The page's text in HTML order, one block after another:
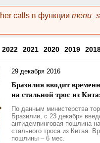
calls в функции
2022 2021 2020 2019
29 декабря 2016
Бразилия вводит
на стальной трос из
По данным министерства
Бразилии, с 23 декабря
антидемпинговая пошлина
стального троса из Китая.
пошлины – 6 мес.